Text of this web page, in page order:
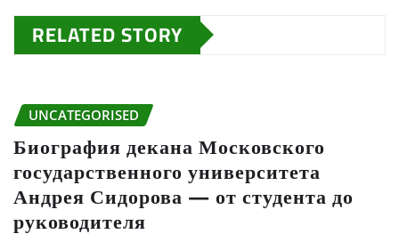
RELATED STORY
UNCATEGORISED
Биография декана Московского
государственного университета
Андрея Сидорова — от студента до
руководителя